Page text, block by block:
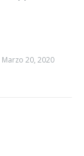
Marzo 20, 2020